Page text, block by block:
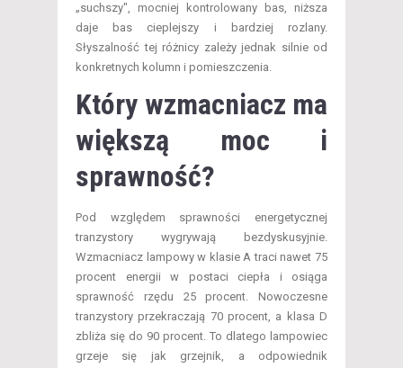
„suchszy", mocniej kontrolowany bas, niższa
daje bas cieplejszy i bardziej rozlany.
Słyszalność tej różnicy zależy jednak silnie od
konkretnych kolumn i pomieszczenia.
Który wzmacniacz ma
większą moc i
sprawność?
Pod względem sprawności energetycznej
tranzystory wygrywają bezdyskusyjnie.
Wzmacniacz lampowy w klasie A traci nawet 75
procent energii w postaci ciepła i osiąga
sprawność rzędu 25 procent. Nowoczesne
tranzystory przekraczają 70 procent, a klasa D
zbliża się do 90 procent. To dlatego lampowiec
grzeje się jak grzejnik, a odpowiednik